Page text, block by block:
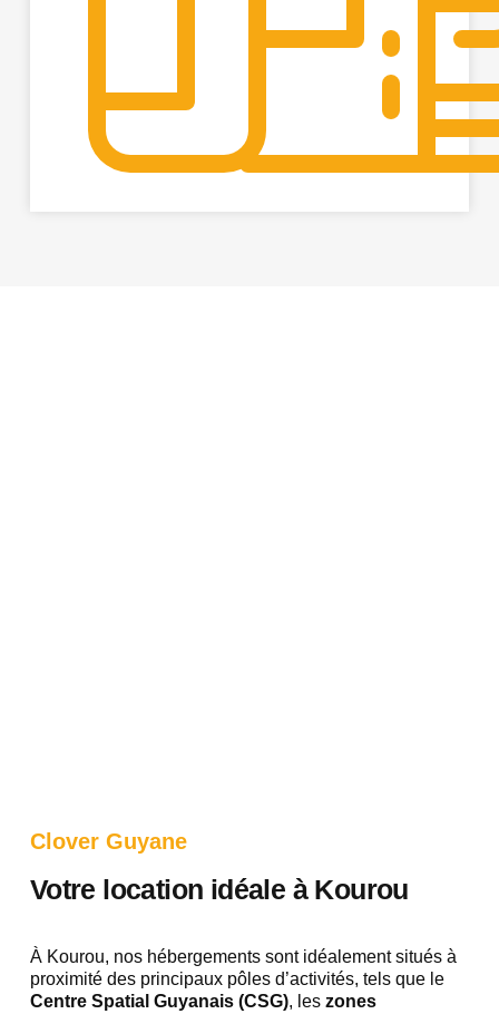
Clover Guyane
Votre location idéale à Kourou
À Kourou, nos hébergements sont idéalement situés à
proximité des principaux pôles d’activités, tels que le
Centre Spatial Guyanais (CSG), les zones